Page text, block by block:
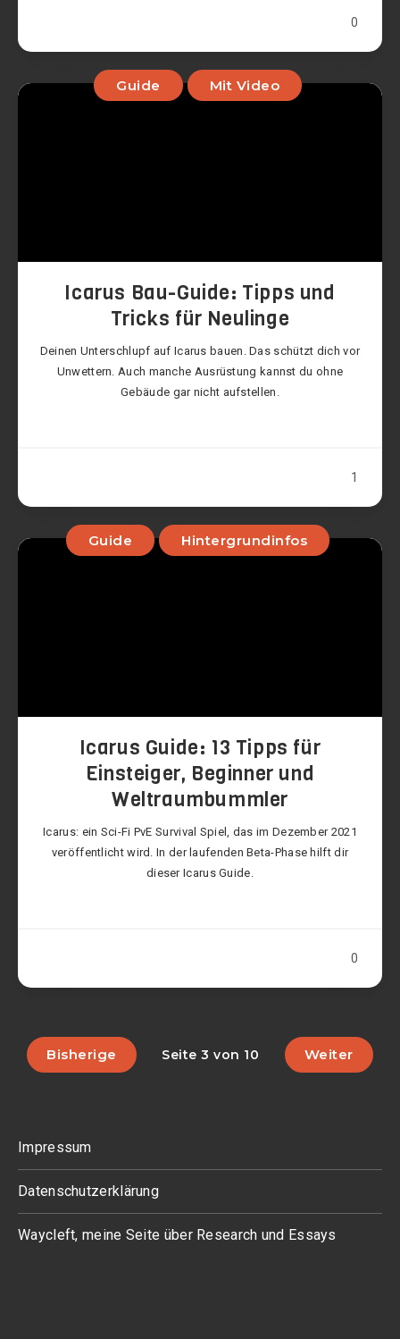
0
Guide Mit Video
Icarus Bau-Guide: Tipps und
Tricks für Neulinge
Deinen Unterschlupf auf Icarus bauen. Das schützt dich vor
Unwettern. Auch manche Ausrüstung kannst du ohne
Gebäude gar nicht aufstellen.
1
Guide Hintergrundinfos
Icarus Guide: 13 Tipps für
Einsteiger, Beginner und
Weltraumbummler
Icarus: ein Sci-Fi PvE Survival Spiel, das im Dezember 2021
veröffentlicht wird. In der laufenden Beta-Phase hilft dir
dieser Icarus Guide.
0
Bisherige Seite 3 von 10 Weiter
Impressum
Datenschutzerklärung
Waycleft, meine Seite über Research und Essays